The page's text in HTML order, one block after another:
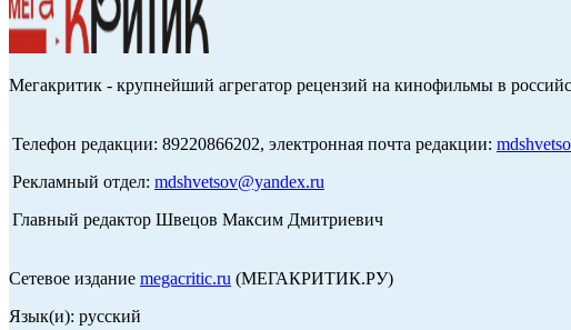
Мегакритик - крупнейший агрегатор рецензий на кинофильмы в
Телефон редакции: 89220866202, электронная почта редакции:
Рекламный отдел: mdshvetsov@yandex.ru
Главный редактор Швецов Максим Дмитриевич
Сетевое издание megacritic.ru (МЕГАКРИТИК.РУ)
Язык(и): русский